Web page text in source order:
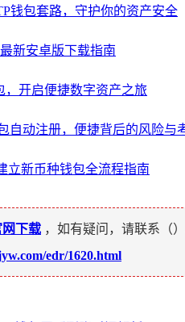
钱包套路，守护你的资产安全
新安卓版下载指南
，开启便捷数字资产之旅
自动注册，便捷背后的风险与
立新币种钱包全流程指南
下载 ，如有疑问，请联系（）
edr/1620.html